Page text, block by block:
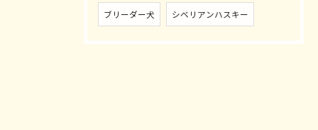
ブリーダー犬 シベリアンハスキー